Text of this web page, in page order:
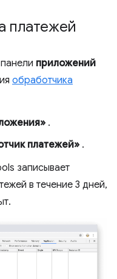
платежей
панели приложений
обработчика
.
платежей» .
записывает
в течение 3 дней,